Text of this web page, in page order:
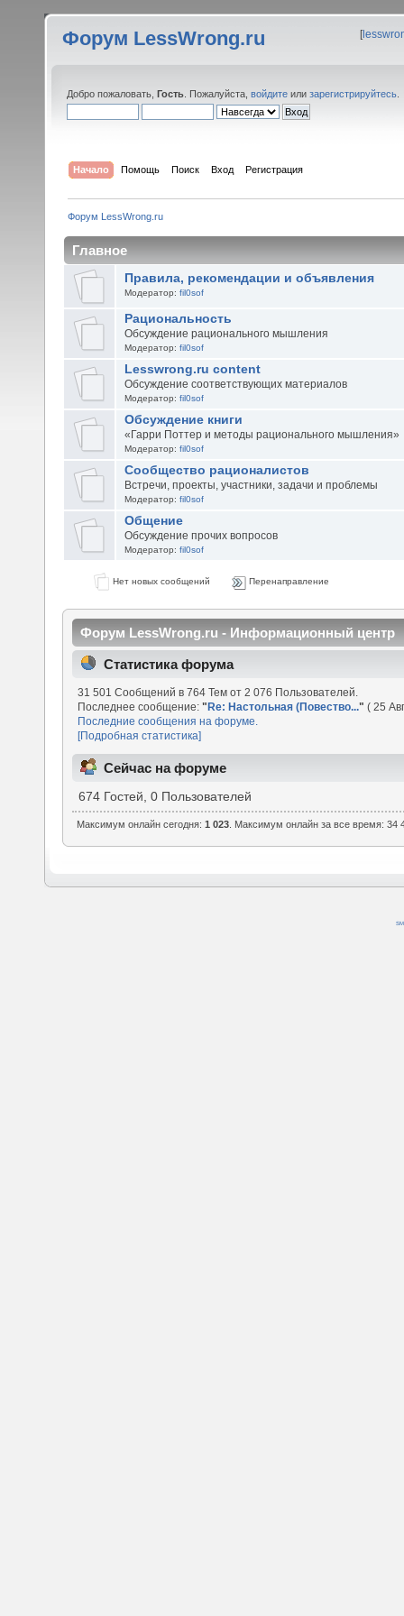
Форум LessWrong.ru [
Добро пожаловать, Гость . Пожалуйста, войдите или зарегистрируйтесь
Начало Помощь Поиск Вход Регистрация
Форум LessWrong.ru
Главное
Правила, рекомендации и объявления
Модератор: fil0sof
Рациональность
Обсуждение рационального мышления
Модератор: fil0sof
Lesswrong.ru content
Обсуждение соответствующих материалов
Модератор: fil0sof
Обсуждение книги
«Гарри Поттер и методы рационального мышления»
Модератор: fil0sof
Сообщество рационалистов
Встречи, проекты, участники, задачи и проблемы
Модератор: fil0sof
Общение
Обсуждение прочих вопросов
Модератор: fil0sof
Нет новых сообщений Перенаправление
Форум LessWrong.ru - Информационный центр
Статистика форума
31 501 Сообщений в 764 Тем от 2 076 Пользователей.
Последнее сообщение:"Re: Настольная (Повество..." ( 25
Последние сообщения на форуме.
[Подробная статистика]
Сейчас на форуме
674 Гостей, 0 Пользователей
Максимум онлайн сегодня:1 023 . Максимум онлайн за все время: 34